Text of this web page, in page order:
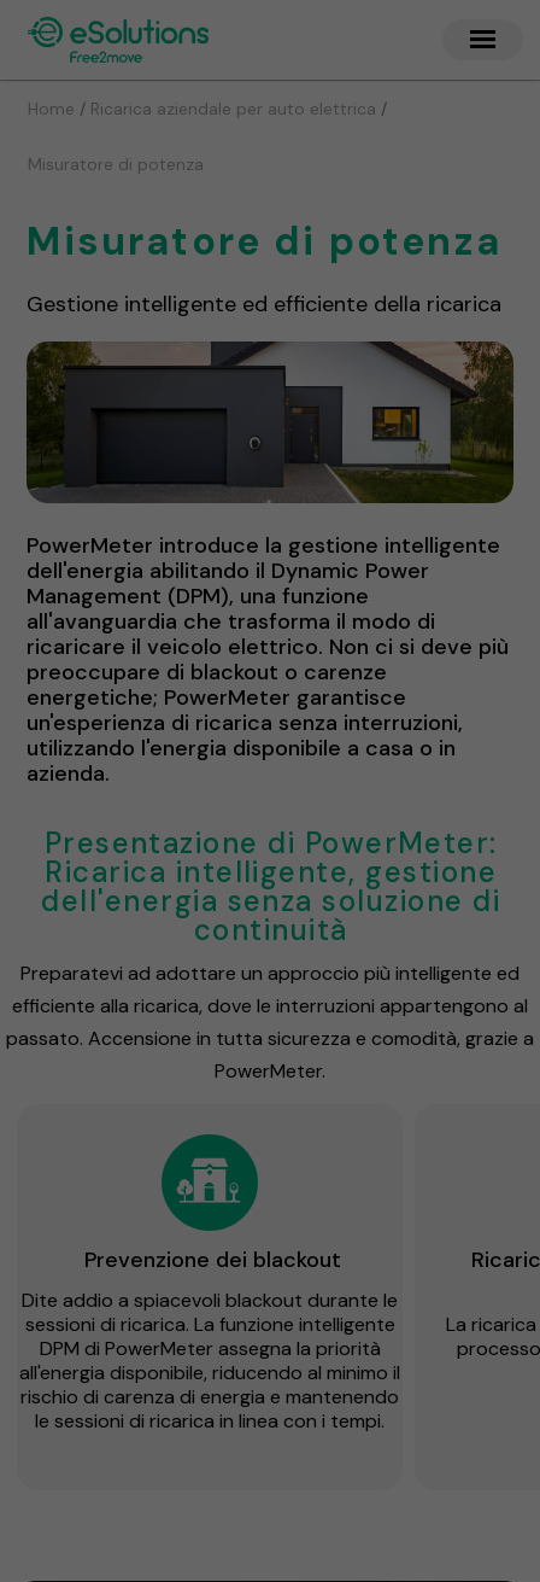
Home / Ricarica aziendale per auto elettrica /
Misuratore di potenza
Misuratore di potenza
Gestione intelligente ed efficiente della ricarica
PowerMeter introduce la gestione intelligente
dell'energia abilitando il Dynamic Power
Management (DPM), una funzione
all'avanguardia che trasforma il modo di
ricaricare il veicolo elettrico. Non ci si deve più
preoccupare di blackout o carenze
energetiche; PowerMeter garantisce
un'esperienza di ricarica senza interruzioni,
utilizzando l'energia disponibile a casa o in
azienda.
Presentazione di PowerMeter:
Ricarica intelligente, gestione
dell'energia senza soluzione di
continuità
Preparatevi ad adottare un approccio più intelligente ed
efficiente alla ricarica, dove le interruzioni appartengono al
passato. Accensione in tutta sicurezza e comodità, grazie a
PowerMeter.
Prevenzione dei blackout
Dite addio a spiacevoli blackout durante le
sessioni di ricarica. La funzione intelligente
DPM di PowerMeter assegna la priorità
all'energia disponibile, riducendo al minimo il
rischio di carenza di energia e mantenendo
le sessioni di ricarica in linea con i tempi.
La